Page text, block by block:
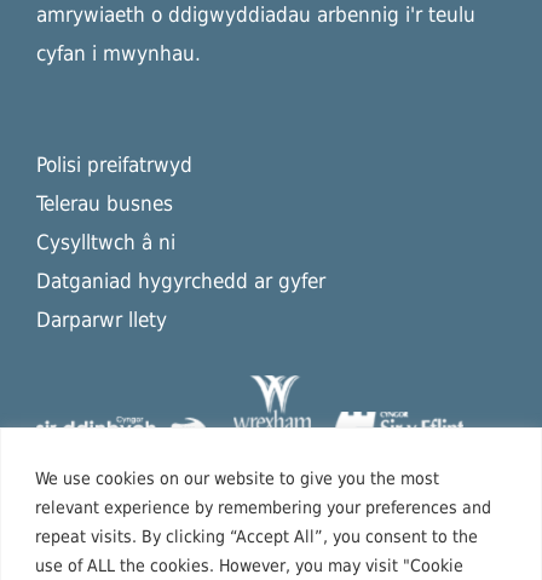
We use cookies on our website to give you the most
relevant experience by remembering your preferences and
repeat visits. By clicking “Accept All”, you consent to the
use of ALL the cookies. However, you may visit "Cookie
amrywiaeth o ddigwyddiadau arbennig i'r teulu
cyfan i mwynhau.
Polisi preifatrwyd
Telerau busnes
Cysylltwch â ni
Datganiad hygyrchedd ar gyfer
Darparwr llety